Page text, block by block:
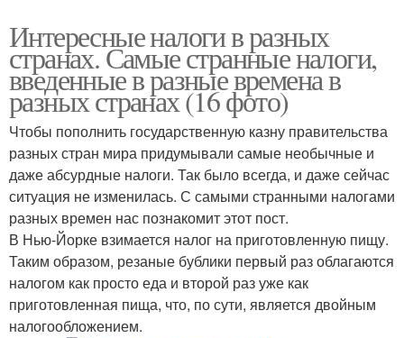
Интересные налоги в разных
странах. Самые странные налоги,
введенные в разные времена в
разных странах (16 фото)
Чтобы пополнить государственную казну правительства
разных стран мира придумывали самые необычные и
даже абсурдные налоги. Так было всегда, и даже сейчас
ситуация не изменилась. С самыми странными налогами
разных времен нас познакомит этот пост.
В Нью-Йорке взимается налог на приготовленную пищу.
Таким образом, резаные бублики первый раз облагаются
налогом как просто еда и второй раз уже как
приготовленная пища, что, по сути, является двойным
налогообложением.